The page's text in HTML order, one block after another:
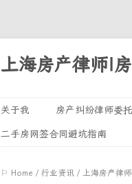
上海房产律师|
关于我 房产纠纷律师委
二手房网签合同避坑指南
⚐ Home / 行业资讯 / 上海房产律